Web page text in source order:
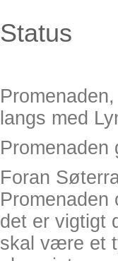
Status
langs med
Foran
det er vigtigt
skal være et